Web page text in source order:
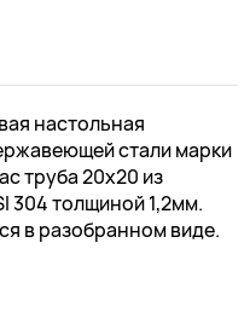
настольная
стали марки
труба 20х20 из
304 толщиной 1,2мм.
в разобранном виде.